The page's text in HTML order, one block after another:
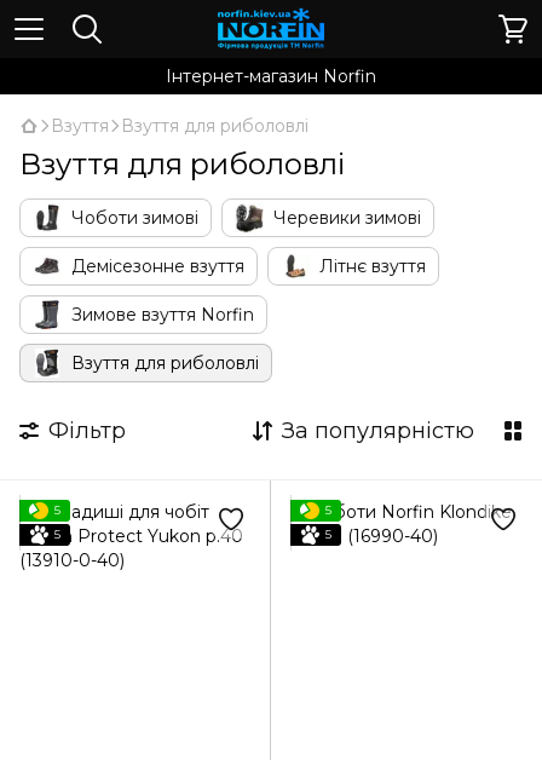
Інтернет-магазин Norfin
Взуття Взуття для риболовлі
Взуття для риболовлі
Чоботи зимові Черевики зимові
Демісезонне взуття Літнє взуття
Зимове взуття Norfin
Взуття для риболовлі
Фільтр За популярністю
5
5
5
5